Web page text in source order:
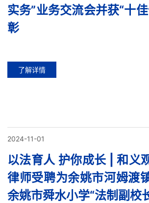
实务”业务交流会并获“十
彰
了解详情
2024-11-01
以法育人 护你成长 | 和义
律师受聘为余姚市河姆渡
余姚市舜水小学“法制副校